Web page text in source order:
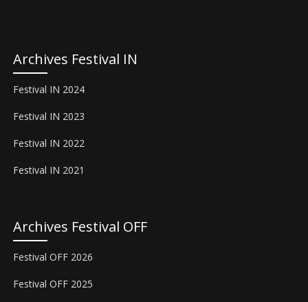
Archives Festival IN
Festival IN 2024
Festival IN 2023
Festival IN 2022
Festival IN 2021
Archives Festival OFF
Festival OFF 2026
Festival OFF 2025